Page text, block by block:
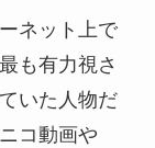
ネット上で
も有力視さ
いた人物だ
コ動画や